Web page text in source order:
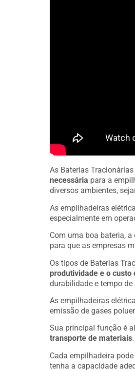
As Baterias
necessária para a
diversos ambientes,
As empilhadeiras
especialmente em
Com uma boa bateria,
para que as empresas
Os tipos de Baterias
produtividade e o custo
durabilidade e tempo de
As empilhadeiras
emissão de gases
Sua principal função é
transporte de materiais.
Cada empilhadeira
tenha a capacidade